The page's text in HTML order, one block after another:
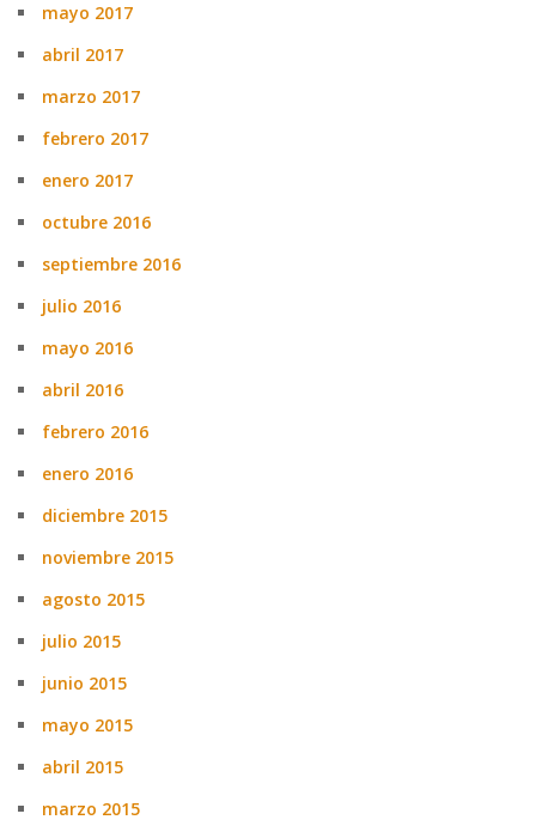
mayo 2017
abril 2017
marzo 2017
febrero 2017
enero 2017
octubre 2016
septiembre 2016
julio 2016
mayo 2016
abril 2016
febrero 2016
enero 2016
diciembre 2015
noviembre 2015
agosto 2015
julio 2015
junio 2015
mayo 2015
abril 2015
marzo 2015